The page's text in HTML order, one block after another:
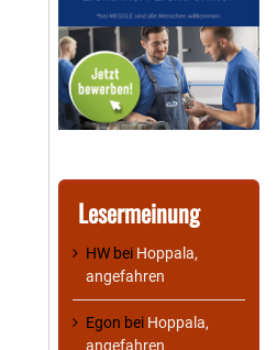
Lesermeinung
HW bei Hoppala,
angefahren
Egon bei Hoppala,
angefahren